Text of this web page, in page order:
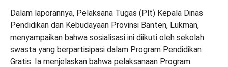
Dalam laporannya, Pelaksana Tugas (Plt) Kepala Dinas
Pendidikan dan Kebudayaan Provinsi Banten, Lukman,
menyampaikan bahwa sosialisasi ini diikuti oleh sekolah
swasta yang berpartisipasi dalam Program Pendidikan
Gratis. Ia menjelaskan bahwa pelaksanaan Program